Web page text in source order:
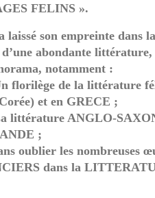
FELINS ».
laissé son empreinte dans
abondante
notamment :
de la littérature
et en GRECE ;
ANGLO-
;
les nombreuses
dans la